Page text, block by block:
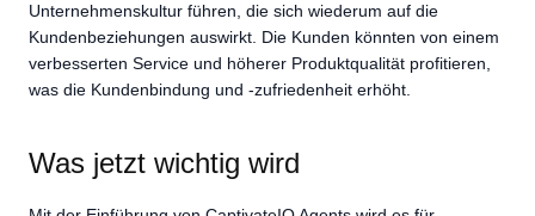
Unternehmenskultur führen, die sich wiederum auf die
Kundenbeziehungen auswirkt. Die Kunden könnten von einem
verbesserten Service und höherer Produktqualität profitieren,
was die Kundenbindung und -zufriedenheit erhöht.
Was jetzt wichtig wird